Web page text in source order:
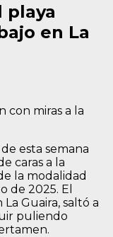
playa
en La
con miras a la
esta semana
caras a la
la modalidad
de 2025. El
Guaira, saltó a
puliendo